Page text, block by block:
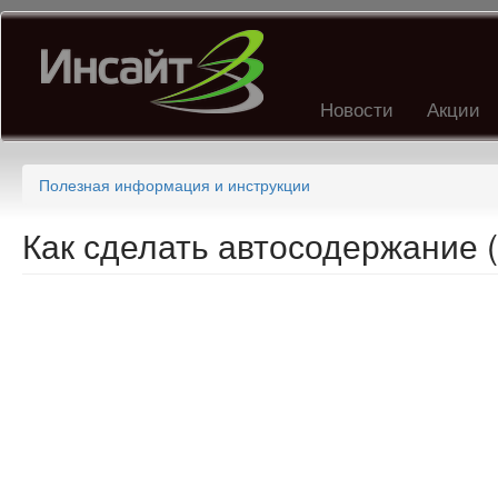
Перейти
основному
содержанию
Новости Акции
Полезная информация и инструкции
Как сделать автосодержание